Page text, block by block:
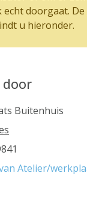
doorgaat. De
u hieronder.
door
Buitenhuis
Atelier/